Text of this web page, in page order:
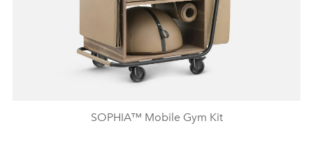
SOPHIA™ Mobile Gym Kit